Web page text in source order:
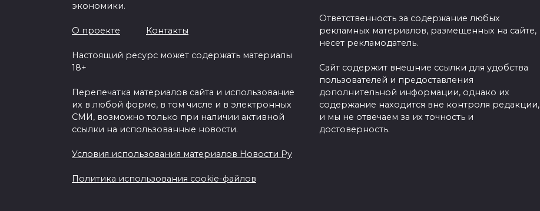
Характеристики и цена Google Pixel
экономики.
О проекте Контакты
Настоящий ресурс может содержать материалы
18+
Перепечатка материалов сайта и использование
их в любой форме, в том числе и в электронных
СМИ, возможно только при наличии активной
ссылки на использованные новости.
Условия использования материалов Новости Ру
Политика использования cookie-файлов
Ответственность за содержание любых
рекламных материалов, размещенных на сайте,
несет рекламодатель.
Сайт содержит внешние ссылки для удобства
пользователей и предоставления
дополнительной информации, однако их
содержание находится вне контроля редакции,
и мы не отвечаем за их точность и
достоверность.